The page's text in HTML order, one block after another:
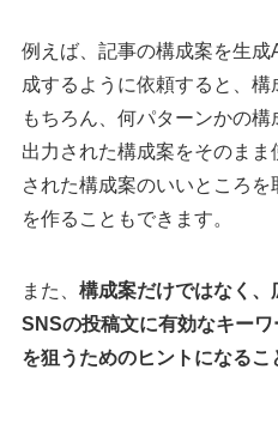
例えば、記事の構成案を生
成するように依頼すると、
もちろん、何パターンかの構
出力された構成案をそのま
された構成案のいいところ
を作ることもできます。
また、 構成案だけではなく
SNSの投稿文に有効なキー
を狙うためのヒントになるこ